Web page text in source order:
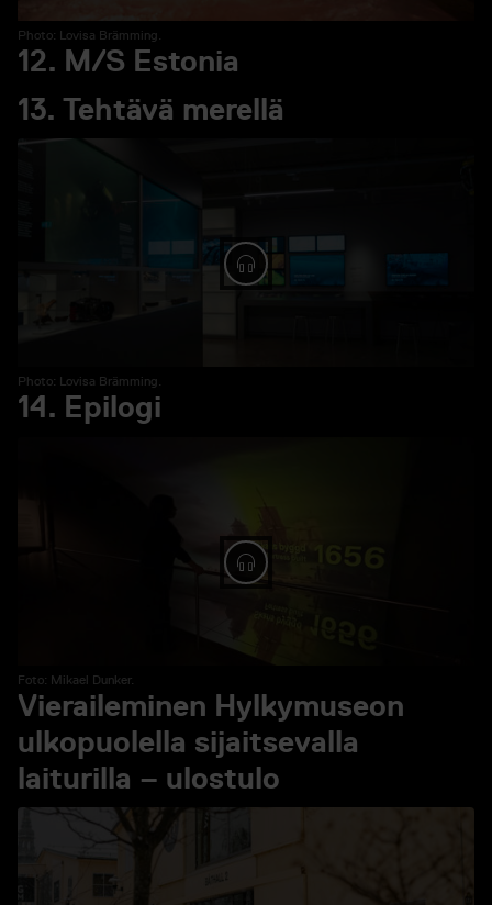
Photo: Lovisa Brämming.
12. M/S Estonia
13. Tehtävä merellä
Photo: Lovisa Brämming.
Spela ljud: 13. Tehtävä
14. Epilogi
Foto: Mikael Dunker.
Spela ljud: 14. Epilogi
Vieraileminen Hylkymuseon
ulkopuolella sijaitsevalla
laiturilla – ulostulo